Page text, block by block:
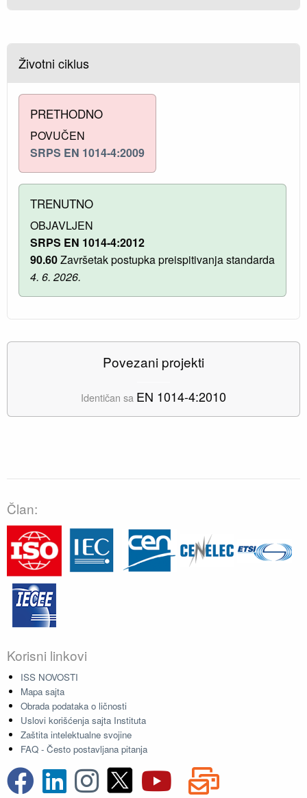
Životni ciklus
PRETHODNO
POVUČEN
SRPS EN 1014-4:2009
TRENUTNO
OBJAVLJEN
SRPS EN 1014-4:2012
90.60Završetak postupka preispitivanja standarda
4. 6. 2026.
Povezani projekti
Identičan sa EN 1014-4:2010
Član:
Korisni linkovi
ISS NOVOSTI
Mapa sajta
Obrada podataka o ličnosti
Uslovi korišćenja sajta Instituta
Zaštita intelektualne svojine
FAQ - Često postavljana pitanja